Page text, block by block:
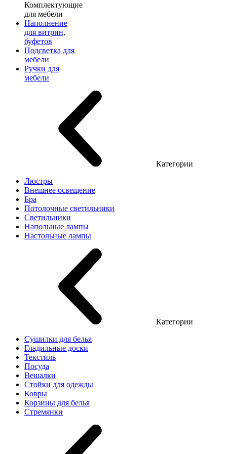
Комплектующие
для мебели
Наполнение
для витрин,
буфетов
Подсветка для
мебели
Ручки для
мебели
Категории
Люстры
Внешнее освещение
Бра
Потолочные светильники
Светильники
Напольные лампы
Настольные лампы
Категории
Сушилки для белья
Гладильные доски
Текстиль
Посуда
Вешалки
Стойки для одежды
Ковры
Корзины для белья
Стремянки